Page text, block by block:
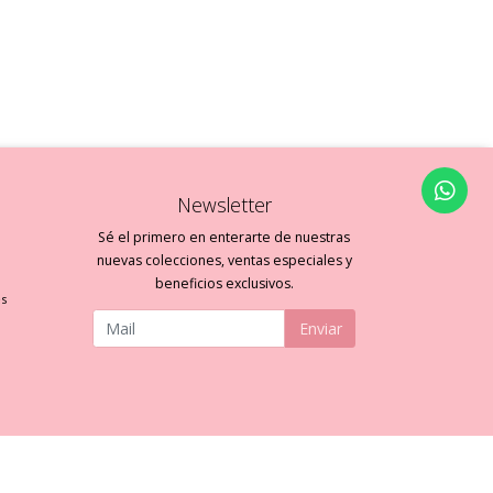
Newsletter
Sé el primero en enterarte de nuestras
nuevas colecciones, ventas especiales y
beneficios exclusivos.
Enviar